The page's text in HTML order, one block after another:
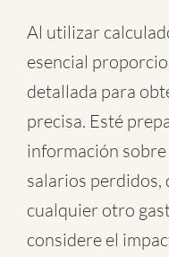
Al utilizar
esencial
detallada para
precisa. Esté
información
salarios perdidos,
cualquier otro
considere el